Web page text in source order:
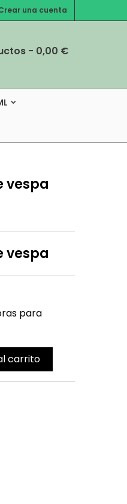
una cuenta
- 0,00 €
vespa
vespa
para
carrito